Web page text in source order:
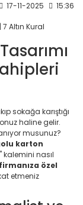
17-11-2025 15:36
sokağa karıştığı
haline gelir.
musunuz?
karton
kalemini nasıl
firmanıza özel
etmeniz